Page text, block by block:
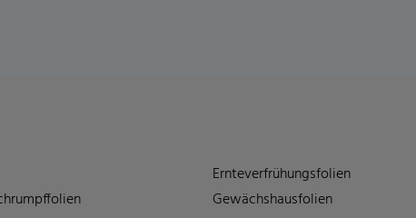
Ernteverfrühungsfolien
Gewächshausfolien